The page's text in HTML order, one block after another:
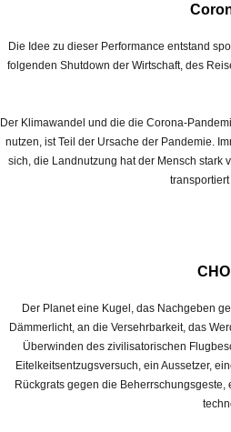
Die Idee zu dieser Performance entstand
folgenden Shutdown der Wirtschaft, des
Der Klimawandel und die die Corona-
nutzen, ist Teil der Ursache der Pandemie.
sich, die Landnutzung hat der Mensch stark
Der Planet eine Kugel, das Nachgeben
Dämmerlicht, an die Versehrbarkeit, das
Überwinden des zivilisatorischen
Eitelkeitsentzugsversuch, ein Aussetzer,
Rückgrats gegen die